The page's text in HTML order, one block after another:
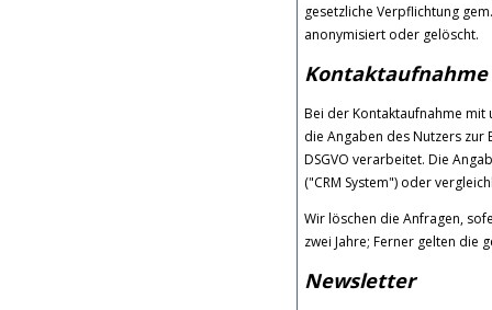
gesetzliche Verpflichtung
anonymisiert oder gelöscht.
Kontaktaufnahme
Bei der Kontaktaufnahme mit
die Angaben des Nutzers zur
DSGVO verarbeitet. Die
("CRM System") oder
Wir löschen die Anfragen,
zwei Jahre; Ferner gelten die
Newsletter